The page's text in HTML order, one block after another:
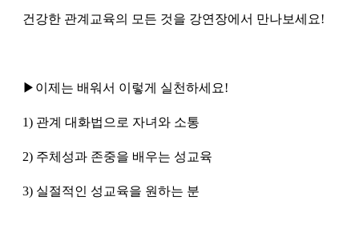
건강한 관계교육의 모든 것을 강연장에서 만나보세요!
▶이제는 배워서 이렇게 실천하세요!
1) 관계 대화법으로 자녀와 소통
2) 주체성과 존중을 배우는 성교육
3) 실절적인 성교육을 원하는 분